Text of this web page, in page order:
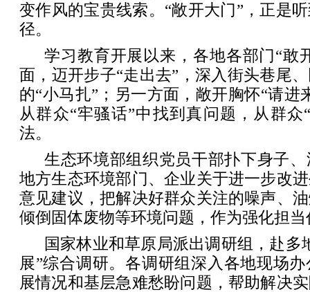
变作风的宝贵线索。“敞开大门”，正是
径。
学习教育开展以来，各地各部门“敢
面，迈开步子“走出去”，深入街头巷尾
的“小马扎”；另一方面，敞开胸怀“请进
从群众“牢骚话”中找到真问题，从群众
法。
生态环境部组织党员干部扑下身子
地方生态环境部门、企业关于进一步改
意见建议，把解决好群众关注的噪声、
倾倒固体废物等环境问题，作为强化担
国家林业和草原局派出调研组，赴多
展”综合调研。各调研组深入各地现场
展情况和基层急难愁盼问题，帮助解决